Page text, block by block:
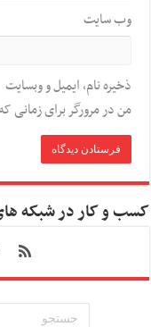
وب‌ سایت
ذخیره نام، ایمیل و وبسایت
من در مرورگر برای زمانی
کسب و کار در شبکه